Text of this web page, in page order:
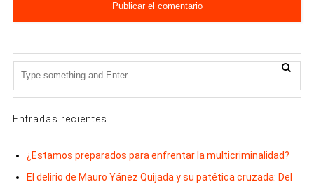
Entradas recientes
¿Estamos preparados para enfrentar la multicriminalidad?
El delirio de Mauro Yánez Quijada y su patética cruzada: Del